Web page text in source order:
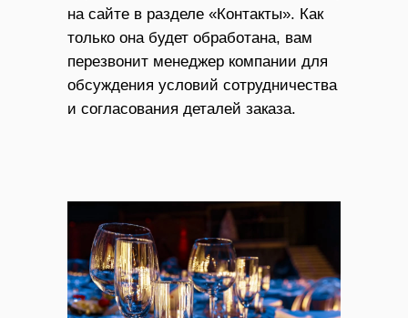
на сайте в разделе «Контакты». Как
только она будет обработана, вам
перезвонит менеджер компании для
обсуждения условий сотрудничества
и согласования деталей заказа.